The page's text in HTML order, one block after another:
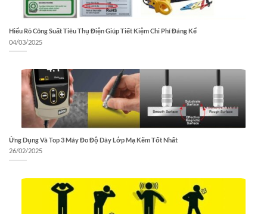
Hiểu Rõ Công Suất Tiêu Thụ Điện Giúp Tiết Kiệm Chi Phí Đáng Kể
04/03/2025
Ứng Dụng Và Top 3 Máy Đo Độ Dày Lớp Mạ Kẽm Tốt Nhất
26/02/2025